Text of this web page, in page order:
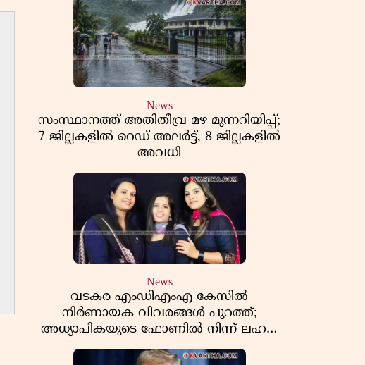
News
സംസ്ഥാനത്ത് അതിതീവ്ര മഴ മുന്നറിയിപ്പ്;
7 ജില്ലകളിൽ റെഡ് അലർട്ട്, 8 ജില്ലകളിൽ
അവധി
News
വടകര എംഡിഎംഎ കേസിൽ
നിർണായക വിവരങ്ങൾ പുറത്ത്;
അധ്യാപികയുടെ ഫോണിൽ നിന്ന് ലഹരി
ഇടപാട് ചാറ്റുകൾ കണ്ടെത്തി